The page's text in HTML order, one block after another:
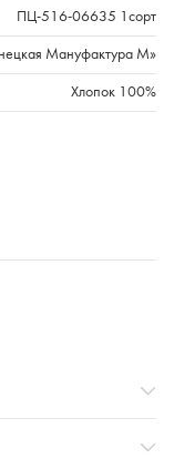
ПЦ-516-06635 1сорт
Мануфактура М»
Хлопок 100%